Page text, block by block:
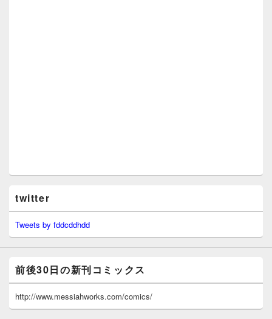
twitter
Tweets by fddcddhdd
前後30日の新刊コミックス
http://www.messiahworks.com/comics/